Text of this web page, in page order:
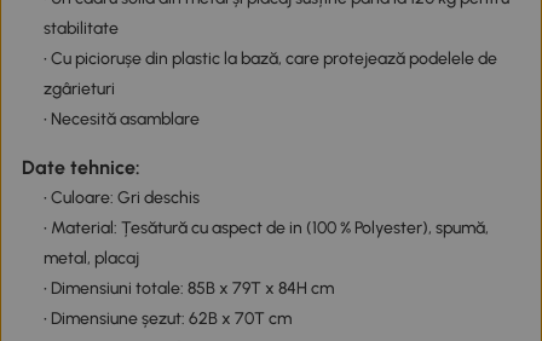
stabilitate
• Cu piciorușe din plastic la bază, care protejează podelele de
zgârieturi
• Necesită asamblare
Date tehnice:
• Culoare: Gri deschis
• Material: Țesătură cu aspect de in (100 % Polyester), spumă,
metal, placaj
• Dimensiuni totale: 85B x 79T x 84H cm
• Dimensiune șezut: 62B x 70T cm